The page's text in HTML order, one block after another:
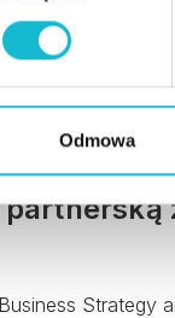
Odmowa
Strategy